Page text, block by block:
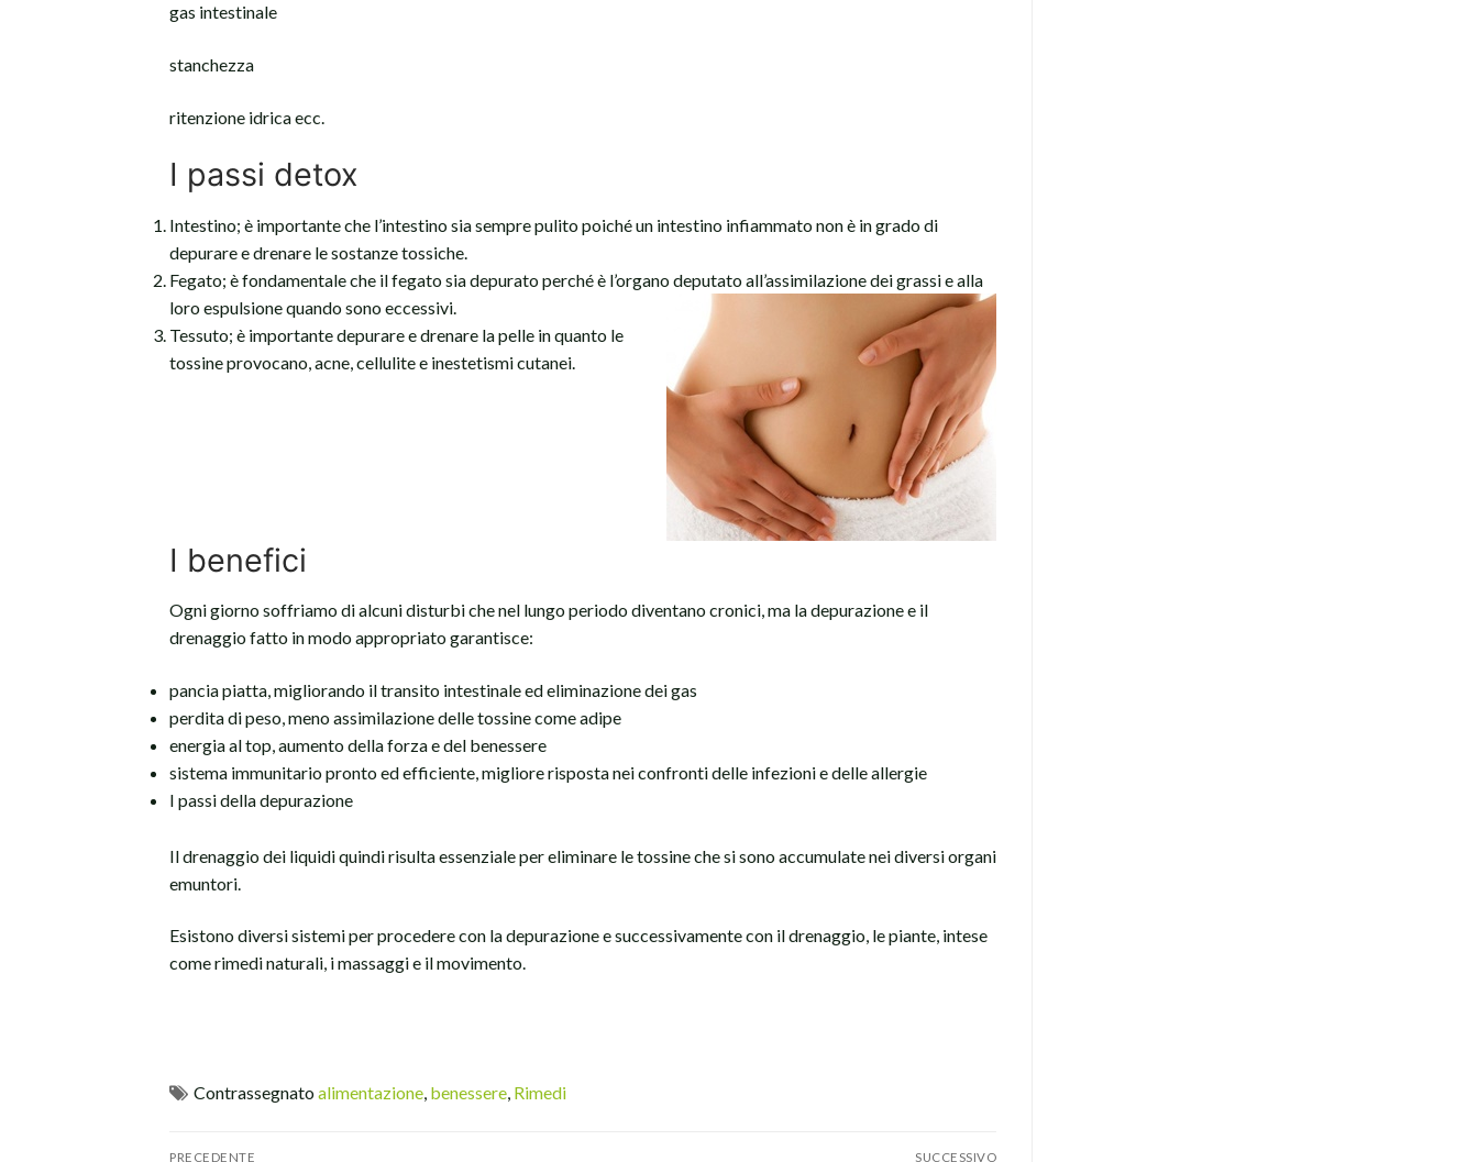
gas intestinale
stanchezza
ritenzione idrica ecc.
I passi detox
Intestino; è importante che l’intestino sia sempre pulito poiché un intestino infiammato non è in grado di
depurare e drenare le sostanze tossiche.
Fegato; è fondamentale che il fegato sia depurato perché è l’organo deputato all’assimilazione dei grassi e alla
loro espulsione quando sono eccessivi.
Tessuto; è importante depurare e drenare la pelle in quanto le
tossine provocano, acne, cellulite e inestetismi cutanei.
I benefici
Ogni giorno soffriamo di alcuni disturbi che nel lungo periodo diventano cronici, ma la depurazione e il
drenaggio fatto in modo appropriato garantisce:
pancia piatta, migliorando il transito intestinale ed eliminazione dei gas
perdita di peso, meno assimilazione delle tossine come adipe
energia al top, aumento della forza e del benessere
sistema immunitario pronto ed efficiente, migliore risposta nei confronti delle infezioni e delle allergie
I passi della depurazione
Il drenaggio dei liquidi quindi risulta essenziale per eliminare le tossine che si sono accumulate nei diversi organi
emuntori.
Esistono diversi sistemi per procedere con la depurazione e successivamente con il drenaggio, le piante, intese
come rimedi naturali, i massaggi e il movimento.
Contrassegnatoalimentazione, benessere, Rimedi
Navigazione
PRECEDENTE SUCCESSIVO